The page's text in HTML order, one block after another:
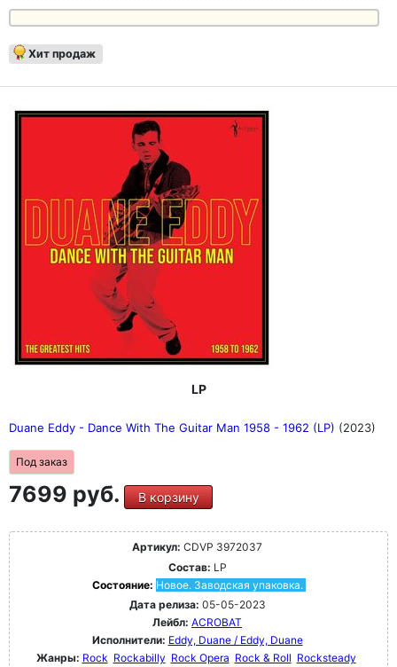
Хит продаж
LP
Duane Eddy - Dance With The Guitar Man 1958 - 1962 (LP) (2023)
Под заказ
7699 руб. В корзину
Артикул: CDVP 3972037
Состав: LP
Состояние: Новое. Заводская упаковка.
Дата релиза: 05-05-2023
Лейбл: ACROBAT
Исполнители: Eddy, Duane / Eddy, Duane
Жанры: Rock Rockabilly Rock Opera Rock & Roll Rocksteady